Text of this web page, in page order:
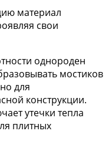
материал
свои
однороден
мостиков
для
конструкции.
утечки тепла
плитных